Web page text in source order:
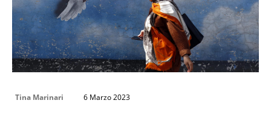
Tina Marinari 6 Marzo 2023